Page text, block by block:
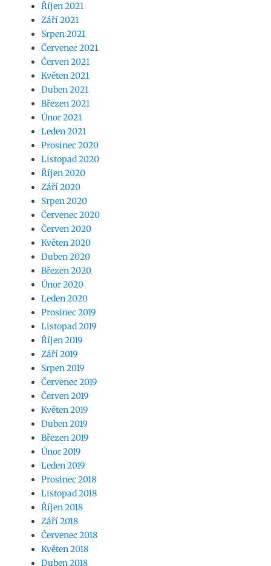
Říjen 2021
Září 2021
Srpen 2021
Červenec 2021
Červen 2021
Květen 2021
Duben 2021
Březen 2021
Únor 2021
Leden 2021
Prosinec 2020
Listopad 2020
Říjen 2020
Září 2020
Srpen 2020
Červenec 2020
Červen 2020
Květen 2020
Duben 2020
Březen 2020
Únor 2020
Leden 2020
Prosinec 2019
Listopad 2019
Říjen 2019
Září 2019
Srpen 2019
Červenec 2019
Červen 2019
Květen 2019
Duben 2019
Březen 2019
Únor 2019
Leden 2019
Prosinec 2018
Listopad 2018
Říjen 2018
Září 2018
Červenec 2018
Květen 2018
Duben 2018